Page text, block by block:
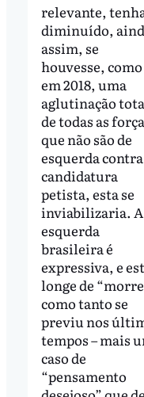
relevante,
diminuído,
assim, se
houvesse, como
em 2018, uma
aglutinação
de todas as
que não são de
esquerda
candidatura
petista, esta se
inviabilizaria. A
esquerda
brasileira é
expressiva, e
longe de
como tanto se
previu nos
tempos – mais
caso de
“pensamento